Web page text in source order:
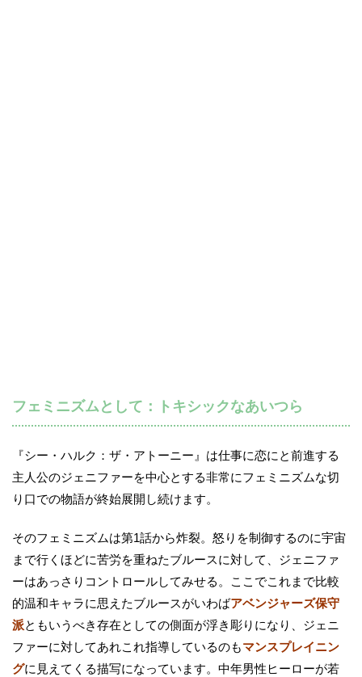
フェミニズムとして：トキシックなあいつら
『シー・ハルク：ザ・アトーニー』は仕事に恋にと前進する
主人公のジェニファーを中心とする非常にフェミニズムな切
り口での物語が終始展開し続けます。
そのフェミニズムは第1話から炸裂。怒りを制御するのに宇宙
まで行くほどに苦労を重ねたブルースに対して、ジェニファ
ーはあっさりコントロールしてみせる。ここでこれまで比較
的温和キャラに思えたブルースがいわばアベンジャーズ保守
派ともいうべき存在としての側面が浮き彫りになり、ジェニ
ファーに対してあれこれ指導しているのもマンスプレイニン
グに見えてくる描写になっています。中年男性ヒーローが若